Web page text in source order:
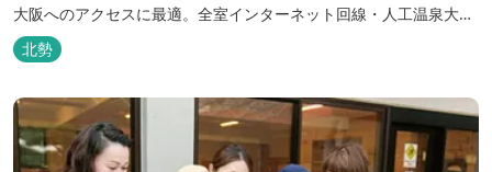
大阪へのアクセスに最適。全室インターネット回線・人工温泉大浴
場・無料平面駐車場89台完備。
北勢